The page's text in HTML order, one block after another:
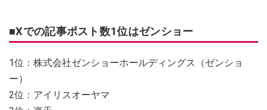
■Xでの記事ポスト数1位はゼンショー
1位：株式会社ゼンショーホールディングス（ゼンショ
ー）
2位：アイリスオーヤマ